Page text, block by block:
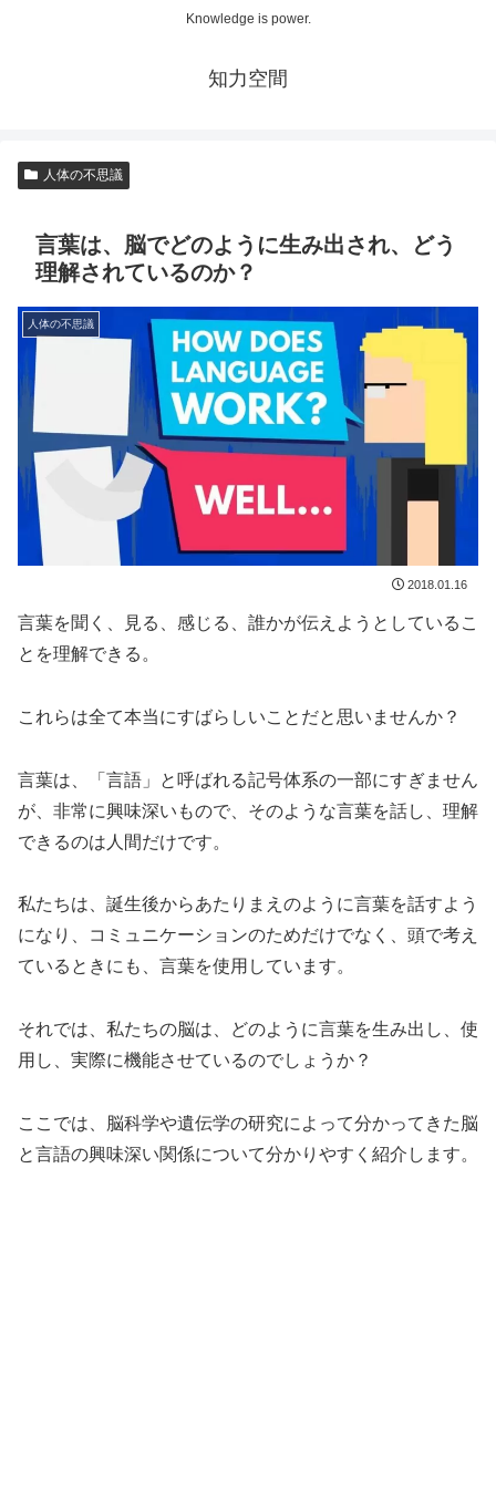
Knowledge is power.
知力空間
人体の不思議
言葉は、脳でどのように生み出され、どう
理解されているのか？
人体の不思議
2018.01.16
言葉を聞く、見る、感じる、誰かが伝えようとしているこ
とを理解できる。
これらは全て本当にすばらしいことだと思いませんか？
言葉は、「言語」と呼ばれる記号体系の一部にすぎません
が、非常に興味深いもので、そのような言葉を話し、理解
できるのは人間だけです。
私たちは、誕生後からあたりまえのように言葉を話すよう
になり、コミュニケーションのためだけでなく、頭で考え
ているときにも、言葉を使用しています。
それでは、私たちの脳は、どのように言葉を生み出し、使
用し、実際に機能させているのでしょうか？
ここでは、脳科学や遺伝学の研究によって分かってきた脳
と言語の興味深い関係について分かりやすく紹介します。